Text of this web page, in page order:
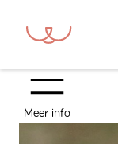
Meer info